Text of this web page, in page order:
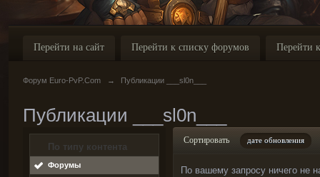
Перейти на сайт Перейти к списку форумов Перейти
Форум Euro-PvP.Com → Публикации ___sl0n___
Публикации ___sl0n___
По типу контента
Форумы
Сортировать дате обновления
По вашему запросу ничего не